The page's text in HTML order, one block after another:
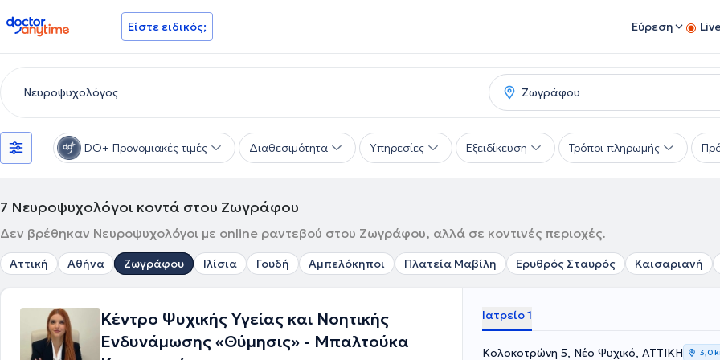
doctoranytime Είστε ειδικός; Εύρεση
DO+ Προνομιακές τιμές Διαθεσιμότητα Υπηρεσίες Εξειδίκευση Τρόποι πληρωμής
7 Νευροψυχολόγοι κοντά στου Ζωγράφου
Δεν βρέθηκαν Νευροψυχολόγοι με online ραντεβού στου Ζωγράφου, αλλά σε κοντινές περιοχές.
Αττική Αθήνα Ζωγράφου Ιλίσια Γουδή Αμπελόκηποι Πλατεία Μαβίλη Ερυθρός Σταυρός Καισαριανή
Κέντρο Ψυχικής Υγείας και Νοητικής
Ενδυνάμωσης «Θύμησις» - Μπαλτούκα
Ιατρείο 1
Κολοκοτρώνη 5, Νέο Ψυχικό, ΑΤΤΙΚΗ 3,0